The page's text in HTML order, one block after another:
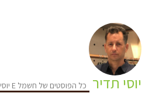
יוסי תדיר כל הפוסטים של חשמל E יוסי תדיר